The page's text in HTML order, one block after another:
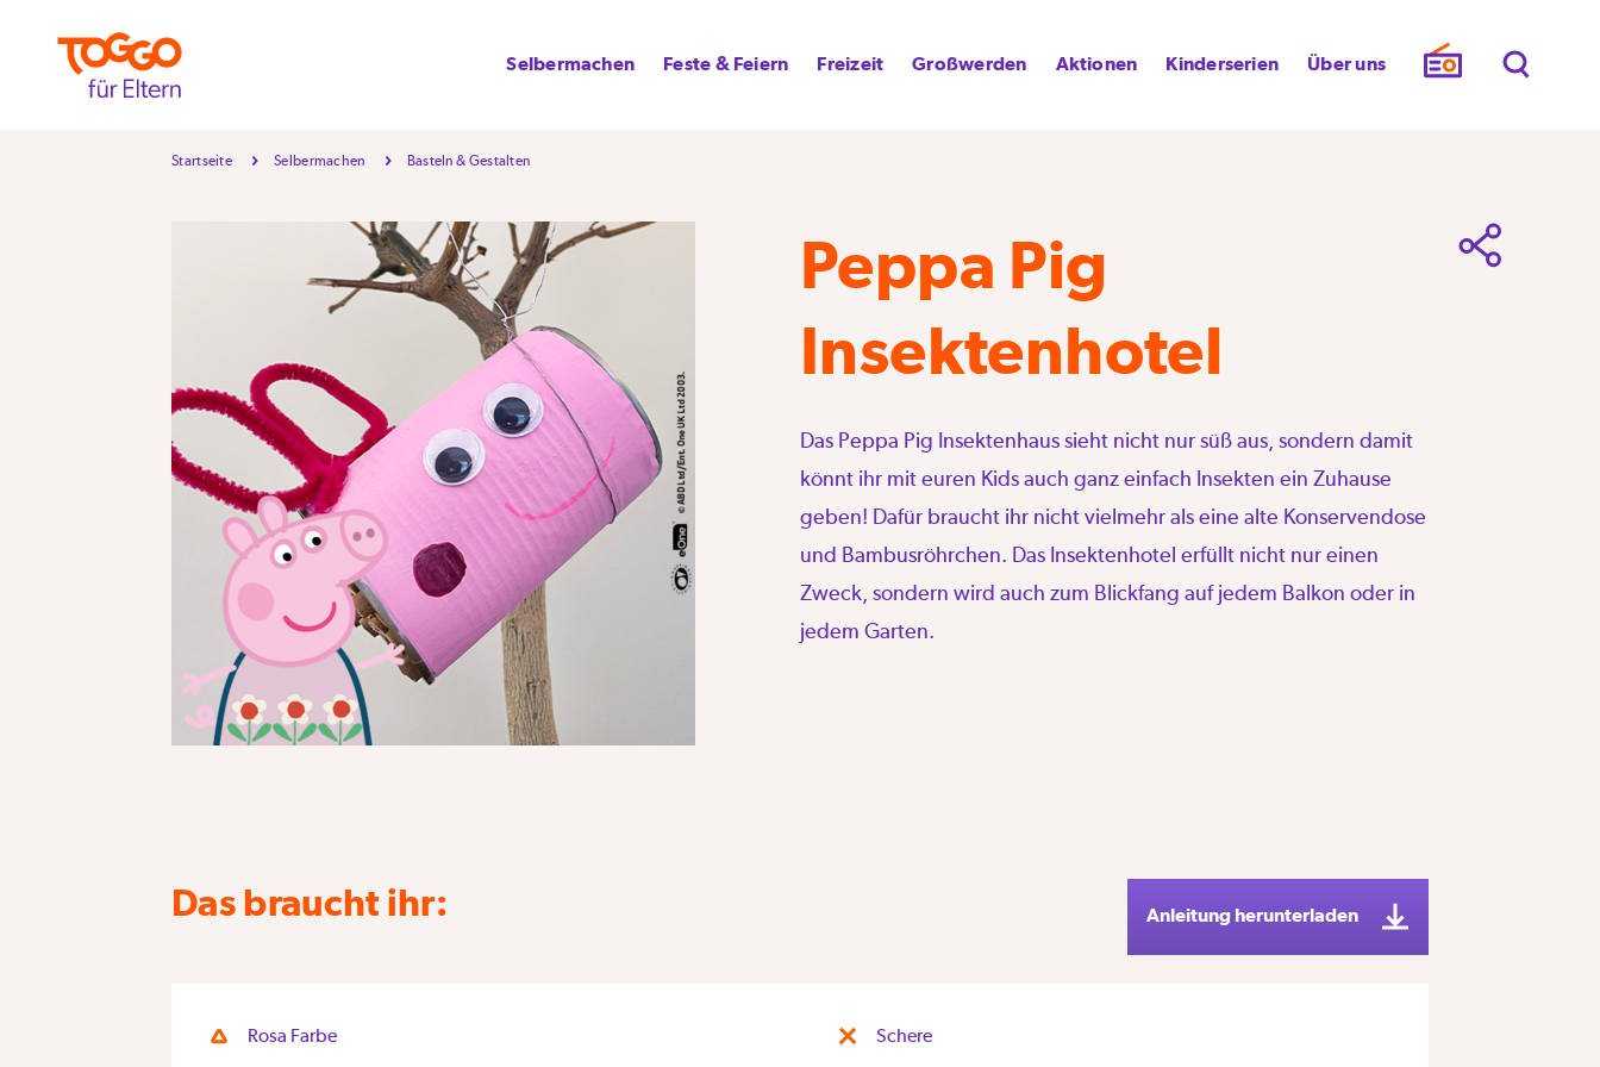
Selbermachen Feste & Feiern Freizeit Großwerden Aktionen Kinderserien Über uns
Startseite Selbermachen Basteln & Gestalten
Peppa Pig
Insektenhotel
Das Peppa Pig Insektenhaus sieht nicht nur süß aus, sondern damit
könnt ihr mit euren Kids auch ganz einfach Insekten ein Zuhause
geben! Dafür braucht ihr nicht vielmehr als eine alte Konservendose
und Bambusröhrchen. Das Insektenhotel erfüllt nicht nur einen
Zweck, sondern wird auch zum Blickfang auf jedem Balkon oder in
jedem Garten.
Das braucht ihr: Anleitung herunterladen
Rosa Farbe
Schere